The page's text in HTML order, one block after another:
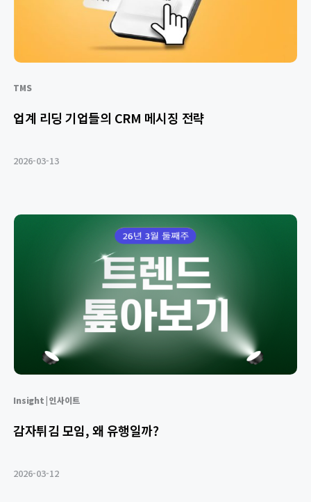
TMS
업계 리딩 기업들의 CRM 메시징 전략
2026-03-13
Insight | 인사이트
감자튀김 모임, 왜 유행일까?
2026-03-12